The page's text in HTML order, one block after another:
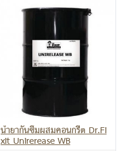
น้ำยากันซึมผสมคอนกรีต Dr.Fi
xit Unirerease WB